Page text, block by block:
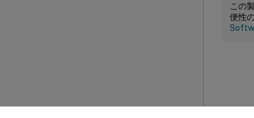
この
便性